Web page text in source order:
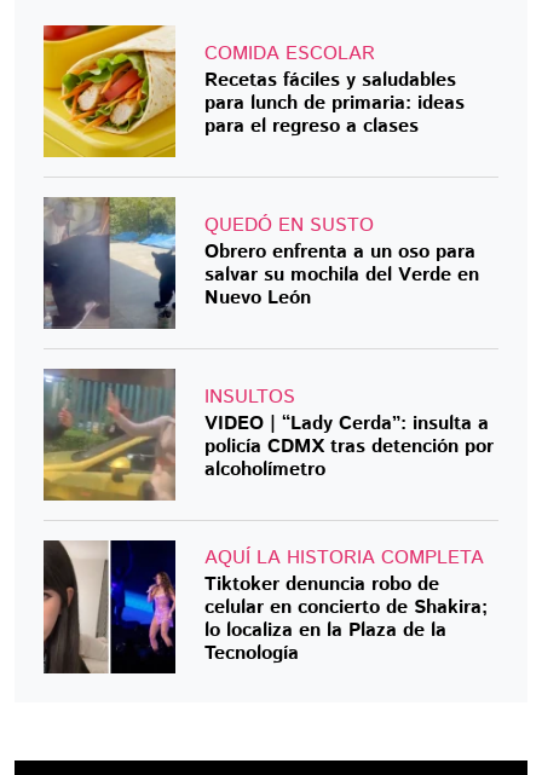
COMIDA ESCOLAR
Recetas fáciles y saludables
para lunch de primaria: ideas
para el regreso a clases
QUEDÓ EN SUSTO
Obrero enfrenta a un oso para
salvar su mochila del Verde en
Nuevo León
INSULTOS
VIDEO | “Lady Cerda”: insulta a
policía CDMX tras detención por
alcoholímetro
AQUÍ LA HISTORIA COMPLETA
Tiktoker denuncia robo de
celular en concierto de Shakira;
lo localiza en la Plaza de la
Tecnología